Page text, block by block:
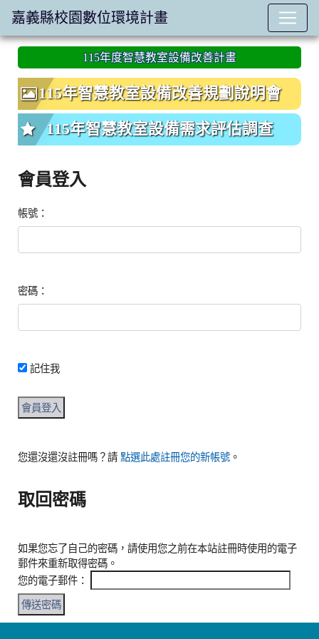
:::
115年度智慧教室設備改善計畫
115年智慧教室設備改善規劃說明會
115年智慧教室設備需求評估調查
會員登入
帳號：
密碼：
記住我
您還沒還沒註冊嗎？請 點選此處註冊您的新帳號 。
取回密碼
如果您忘了自己的密碼，請使用您之前在本站註冊時使用的電子
郵件來重新取得密碼。
您的電子郵件：
嘉義縣校園數位環境計畫